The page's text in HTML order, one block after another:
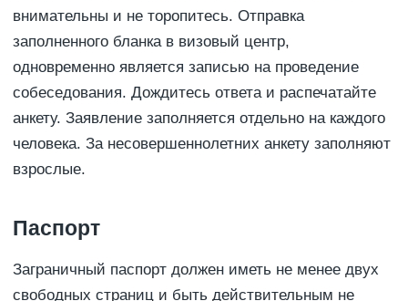
внимательны и не торопитесь. Отправка
заполненного бланка в визовый центр,
одновременно является записью на проведение
собеседования. Дождитесь ответа и распечатайте
анкету. Заявление заполняется отдельно на каждого
человека. За несовершеннолетних анкету заполняют
взрослые.
Паспорт
Заграничный паспорт должен иметь не менее двух
свободных страниц и быть действительным не